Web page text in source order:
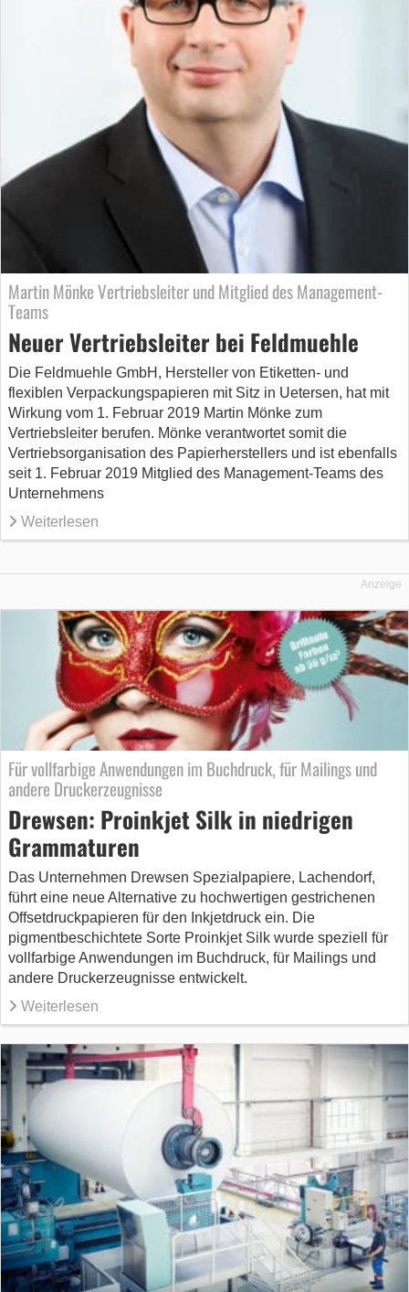
Martin Mönke Vertriebsleiter und Mitglied des Management-
Teams
Neuer Vertriebsleiter bei Feldmuehle
Die Feldmuehle GmbH, Hersteller von Etiketten- und
flexiblen Verpackungspapieren mit Sitz in Uetersen, hat mit
Wirkung vom 1. Februar 2019 Martin Mönke zum
Vertriebsleiter berufen. Mönke verantwortet somit die
Vertriebsorganisation des Papierherstellers und ist ebenfalls
seit 1. Februar 2019 Mitglied des Management-Teams des
Unternehmens
Weiterlesen
Anzeige
Für vollfarbige Anwendungen im Buchdruck, für Mailings und
andere Druckerzeugnisse
Drewsen: Proinkjet Silk in niedrigen
Grammaturen
Das Unternehmen Drewsen Spezialpapiere, Lachendorf,
führt eine neue Alternative zu hochwertigen gestrichenen
Offsetdruckpapieren für den Inkjetdruck ein. Die
pigmentbeschichtete Sorte Proinkjet Silk wurde speziell für
vollfarbige Anwendungen im Buchdruck, für Mailings und
andere Druckerzeugnisse entwickelt.
Weiterlesen